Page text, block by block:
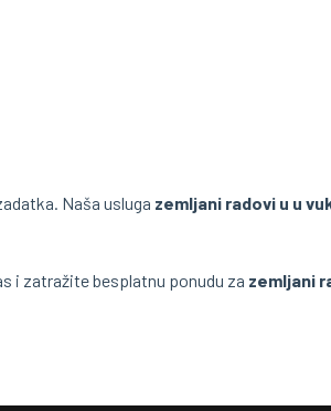
Naša usluga zemljani radovi u u
i zatražite besplatnu ponudu za zemljani